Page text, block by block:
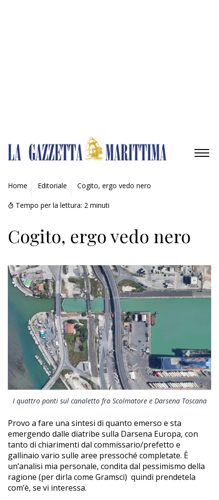
AMBIENTE
MOBILITÀ
INDUSTRIA
ECONOMIA
TURISMO
CULTURA
NAUTICA
EDITORIALI
Home Editoriale Cogito, ergo vedo nero
Tempo per la lettura: 2 minuti
Cogito, ergo vedo nero
I quattro ponti sul canaletto fra Scolmatore e Darsena Toscana
Provo a fare una sintesi di quanto emerso e sta
emergendo dalle diatribe sulla Darsena Europa, con
tanto di chiarimenti dal commissario/prefetto e
gallinaio vario sulle aree pressoché completate. È
un’analisi mia personale, condita dal pessimismo della
ragione (per dirla come Gramsci) quindi prendetela
com’è, se vi interessa.